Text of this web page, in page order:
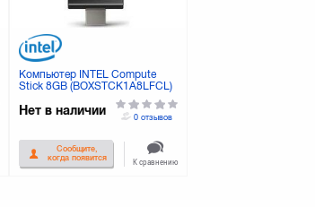
Компьютер INTEL Compute
Stick 8GB (BOXSTCK1A8LFCL)
Нет в наличии
Сообщите,
когда появится
0 отзывов
К сравнению